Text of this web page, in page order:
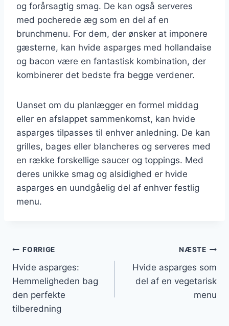
og forårsagtig smag. De kan også serveres
med pocherede æg som en del af en
brunchmenu. For dem, der ønsker at imponere
gæsterne, kan hvide asparges med hollandaise
og bacon være en fantastisk kombination, der
kombinerer det bedste fra begge verdener.
Uanset om du planlægger en formel middag
eller en afslappet sammenkomst, kan hvide
asparges tilpasses til enhver anledning. De kan
grilles, bages eller blancheres og serveres med
en række forskellige saucer og toppings. Med
deres unikke smag og alsidighed er hvide
asparges en uundgåelig del af enhver festlig
menu.
Indlægsnavigation
FORRIGE
Hvide asparges:
Hemmeligheden bag
den perfekte
tilberedning
NÆSTE
Hvide asparges som
del af en vegetarisk
menu